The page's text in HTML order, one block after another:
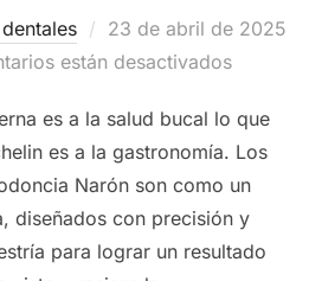
Publicado
el
23 de abril de 2025
están desactivados
es a la salud bucal lo que
es a la gastronomía. Los
Narón son como un
diseñados con precisión y
para lograr un resultado